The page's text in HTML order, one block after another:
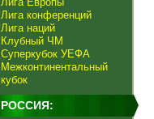
Лига конференций
Лига наций
Клубный ЧМ
Суперкубок УЕФА
Межконтинентальный
кубок
РОССИЯ: